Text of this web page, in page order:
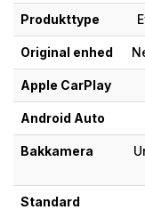
Produkttype
Original enhed
Apple CarPlay
Android Auto
Bakkamera
Standard